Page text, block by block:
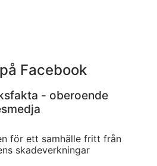
Facebook
- oberoende
för ett samhälle fritt från
skadeverkningar